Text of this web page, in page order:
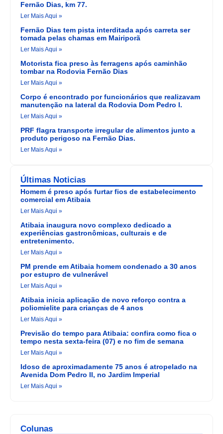
Fernão Dias, km 77.
Ler Mais Aqui »
Fernão Dias tem pista interditada após carreta ser
tomada pelas chamas em Mairiporã
Ler Mais Aqui »
Motorista fica preso às ferragens após caminhão
tombar na Rodovia Fernão Dias
Ler Mais Aqui »
Corpo é encontrado por funcionários que realizavam
manutenção na lateral da Rodovia Dom Pedro I.
Ler Mais Aqui »
PRF flagra transporte irregular de alimentos junto a
produto perigoso na Fernão Dias.
Ler Mais Aqui »
Últimas Noticias
Homem é preso após furtar fios de estabelecimento
comercial em Atibaia
Ler Mais Aqui »
Atibaia inaugura novo complexo dedicado a
experiências gastronômicas, culturais e de
entretenimento.
Ler Mais Aqui »
PM prende em Atibaia homem condenado a 30 anos
por estupro de vulnerável
Ler Mais Aqui »
Atibaia inicia aplicação de novo reforço contra a
poliomielite para crianças de 4 anos
Ler Mais Aqui »
Previsão do tempo para Atibaia: confira como fica o
tempo nesta sexta-feira (07) e no fim de semana
Ler Mais Aqui »
Idoso de aproximadamente 75 anos é atropelado na
Avenida Dom Pedro II, no Jardim Imperial
Ler Mais Aqui »
Colunas